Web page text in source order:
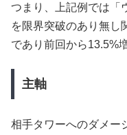
つまり、上記例では「
を限界突破のあり無し
であり前回から13.5%
主軸
相手タワーへのダメー